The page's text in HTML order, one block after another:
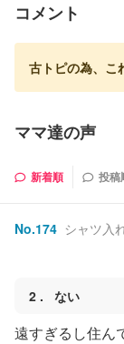
コメント
古トピの為、こ
ママ達の声
新着順 投稿
No.174 シャツ入
2 ない
遠すぎるし住ん